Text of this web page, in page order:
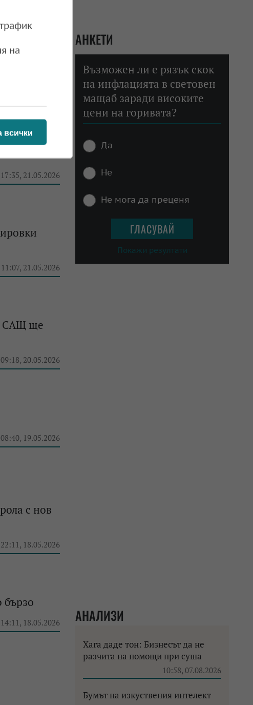
„червена
17:35, 21.05.2026
11:07, 21.05.2026
САЩ ще
09:18, 20.05.2026
08:40, 19.05.2026
с нов
22:11, 18.05.2026
бързо
14:11, 18.05.2026
АНКЕТИ
Възможен ли е рязък скок
на инфлацията в световен
мащаб заради високите
цени на горивата?
Да
Не
Не мога да преценя
Покажи резултати
АНАЛИЗИ
Хага даде тон: Бизнесът да не
разчита на помощи при суша
10:58, 07.08.2026
Бумът на изкуствения интелект
на
всички